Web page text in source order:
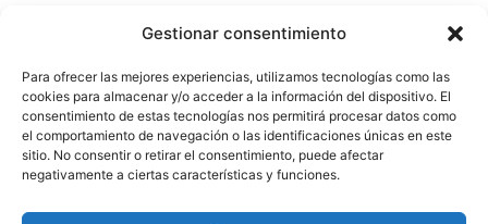
Gestionar consentimiento
Para ofrecer las mejores experiencias, utilizamos tecnologías como las
cookies para almacenar y/o acceder a la información del dispositivo. El
consentimiento de estas tecnologías nos permitirá procesar datos como
el comportamiento de navegación o las identificaciones únicas en este
sitio. No consentir o retirar el consentimiento, puede afectar
negativamente a ciertas características y funciones.